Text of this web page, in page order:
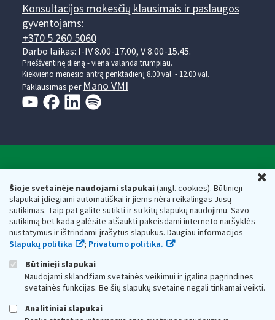
Šioje svetainėje naudojami slapukai(angl. cookies). Būtinieji
slapukai įdiegiami automatiškai ir jiems nėra reikalingas Jūsų
sutikimas. Taip pat galite sutikti ir su kitų slapukų naudojimu. Savo
sutikimą bet kada galėsite atšaukti pakeisdami interneto naršyklės
nustatymus ir ištrindami įrašytus slapukus. Daugiau informacijos
Slapukų politika
; Privatumo politika.
Būtinieji slapukai
Naudojami sklandžiam svetainės veikimui ir įgalina pagrindines
svetainės funkcijas. Be šių slapukų svetainė negali tinkamai veikti.
Analitiniai slapukai
Konsultacijos mokesčių klausimais ir paslaugos
gyventojams:
+370 5 260 5060
Darbo laikas: I-IV 8.00-17.00, V 8.00-15.45.
Prieššventinę dieną - viena valanda trumpiau.
Kiekvieno mėnesio antrą penktadienį 8.00 val. - 12.00 val.
Paklausimas per Mano VMI
Respublikos finansų ministerijos
Biudžetinė įstaiga. Juridinio asmens kodas — 188659752,
adresas: Vasario 16-osios g. 14, 01107 Vilnius, Lietuva, el.paštas:
vmi@vmi.lt, E. pristatymo dėžutės adresas 188659752
Duomenys apie Valstybinę mokesčių inspekciją prie Lietuvos
Respublikos finansų ministerijos kaupiami ir saugomi Juridinių